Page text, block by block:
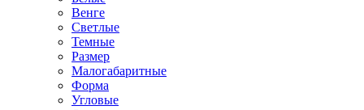
Венге
Светлые
Темные
Размер
Малогабаритные
Форма
Угловые